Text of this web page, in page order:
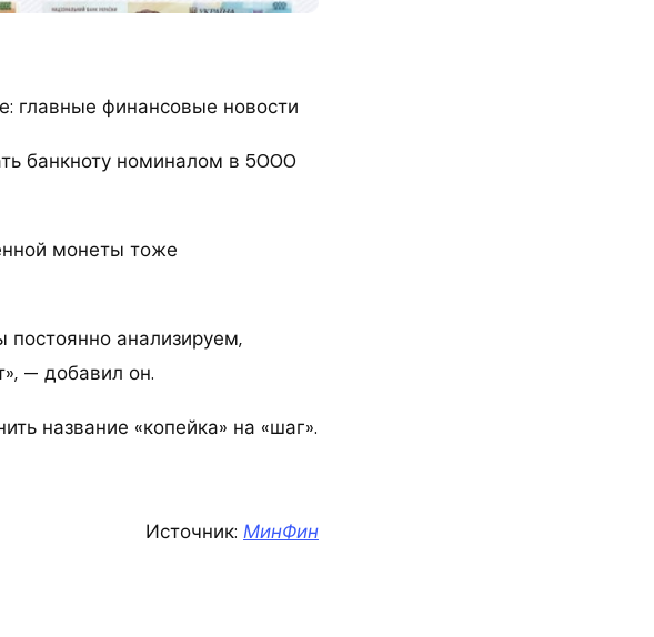
главные финансовые новости
банкноту номиналом в 5000
монеты тоже
анализируем,
— добавил он.
название «копейка» на «шаг».
Источник: МинФин